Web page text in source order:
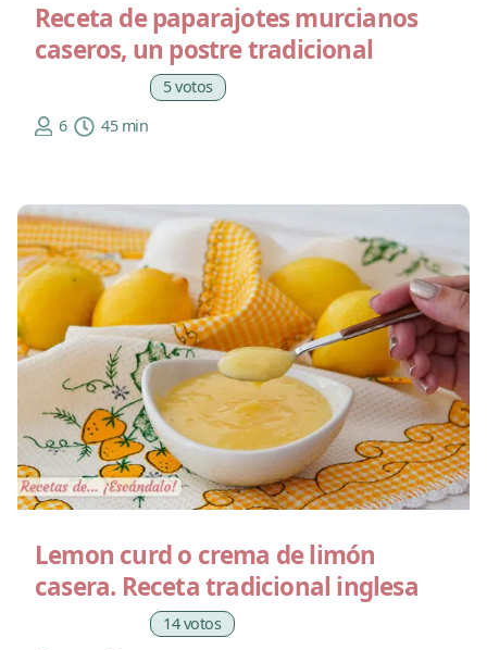
Receta de paparajotes murcianos
caseros, un postre tradicional
5 votos
6
45 min
Lemon curd o crema de limón
casera. Receta tradicional inglesa
14 votos